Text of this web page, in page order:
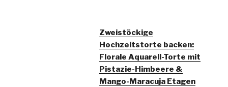
Zweistöckige
Hochzeitstorte backen:
Florale Aquarell-Torte mit
Pistazie-Himbeere &
Mango-Maracuja Etagen